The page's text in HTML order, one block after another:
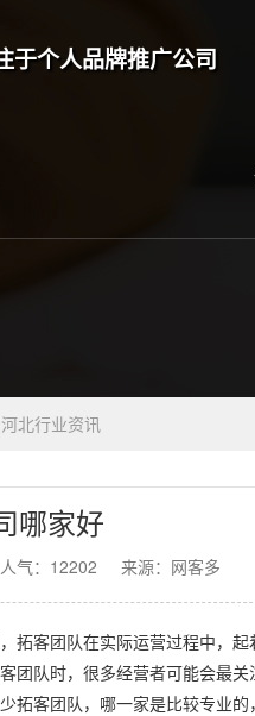
于个人品牌推广公司
河北行业资讯
哪家好
人气：12202 来源：网客多
拓客团队在实际运营过程中，
团队时，很多经营者可能会最关
拓客团队，哪一家是比较专业的